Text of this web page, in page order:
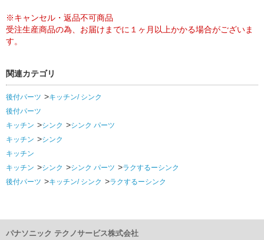
※キャンセル・返品不可商品
受注生産商品の為、お届けまでに１ヶ月以上かかる場合がございま
す。
関連カテゴリ
後付パーツ
キッチン/ シンク
後付パーツ
キッチン
シンク
シンク パーツ
キッチン
シンク
キッチン
キッチン
シンク シンク パーツ
ラクするーシンク
後付パーツ
キッチン/ シンク ラクするーシンク
パナソニック テクノサービス株式会社